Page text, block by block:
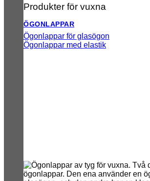
Produkter för vuxna
ÖGONLAPPAR
Ögonlappar för glasögon
Ögonlappar med elastik